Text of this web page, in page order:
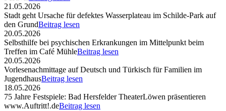
21.05.2026
Stadt geht Ursache für defektes Wasserplateau im Schilde-Park auf
den GrundBeitrag lesen
20.05.2026
Selbsthilfe bei psychischen Erkrankungen im Mittelpunkt beim
Treffen im Café MühleBeitrag lesen
20.05.2026
Vorlesenachmittage auf Deutsch und Türkisch für Familien im
JugendhausBeitrag lesen
18.05.2026
75 Jahre Festspiele: Bad Hersfelder TheaterLöwen präsentieren
www.Auftritt!.deBeitrag lesen